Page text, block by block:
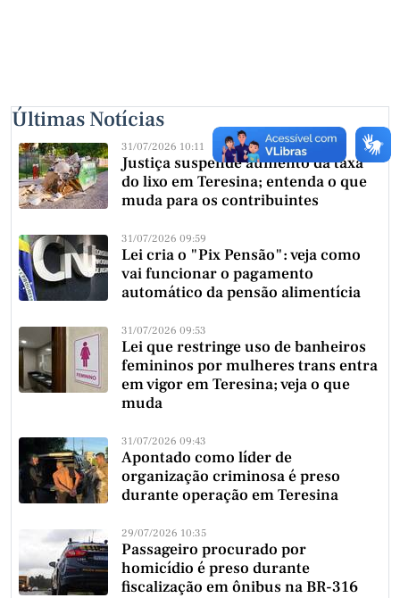
Últimas Notícias
31/07/2026 10:11
Justiça suspende aumento da taxa
do lixo em Teresina; entenda o que
muda para os contribuintes
31/07/2026 09:59
Lei cria o "Pix Pensão": veja como
vai funcionar o pagamento
automático da pensão alimentícia
31/07/2026 09:53
Lei que restringe uso de banheiros
femininos por mulheres trans entra
em vigor em Teresina; veja o que
muda
31/07/2026 09:43
Apontado como líder de
organização criminosa é preso
durante operação em Teresina
29/07/2026 10:35
Passageiro procurado por
homicídio é preso durante
fiscalização em ônibus na BR-316